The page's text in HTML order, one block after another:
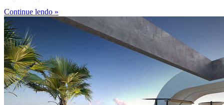
Continue lendo »